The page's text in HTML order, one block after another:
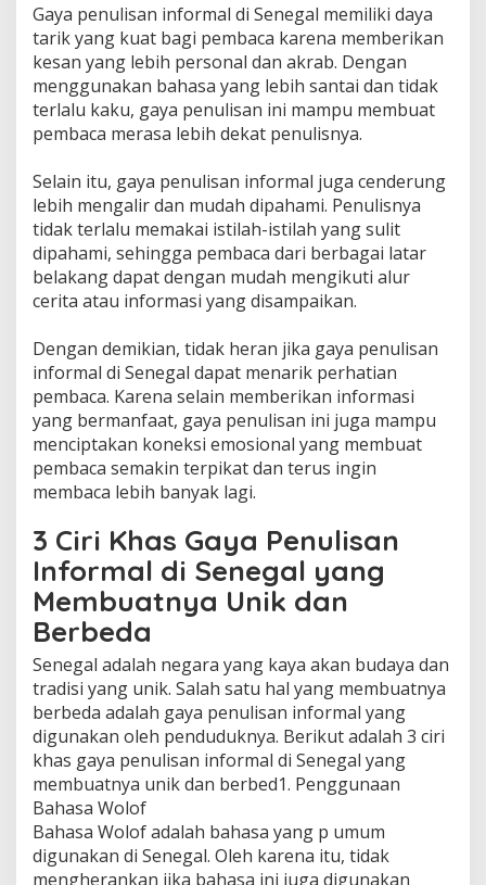
Gaya penulisan informal di Senegal memiliki daya
tarik yang kuat bagi pembaca karena memberikan
kesan yang lebih personal dan akrab. Dengan
menggunakan bahasa yang lebih santai dan tidak
terlalu kaku, gaya penulisan ini mampu membuat
pembaca merasa lebih dekat penulisnya.
Selain itu, gaya penulisan informal juga cenderung
lebih mengalir dan mudah dipahami. Penulisnya
tidak terlalu memakai istilah-istilah yang sulit
dipahami, sehingga pembaca dari berbagai latar
belakang dapat dengan mudah mengikuti alur
cerita atau informasi yang disampaikan.
Dengan demikian, tidak heran jika gaya penulisan
informal di Senegal dapat menarik perhatian
pembaca. Karena selain memberikan informasi
yang bermanfaat, gaya penulisan ini juga mampu
menciptakan koneksi emosional yang membuat
pembaca semakin terpikat dan terus ingin
membaca lebih banyak lagi.
3 Ciri Khas Gaya Penulisan
Informal di Senegal yang
Membuatnya Unik dan
Berbeda
Senegal adalah negara yang kaya akan budaya dan
tradisi yang unik. Salah satu hal yang membuatnya
berbeda adalah gaya penulisan informal yang
digunakan oleh penduduknya. Berikut adalah 3 ciri
khas gaya penulisan informal di Senegal yang
membuatnya unik dan berbed1. Penggunaan
Bahasa Wolof
Bahasa Wolof adalah bahasa yang p umum
digunakan di Senegal. Oleh karena itu, tidak
mengherankan jika bahasa ini juga digunakan